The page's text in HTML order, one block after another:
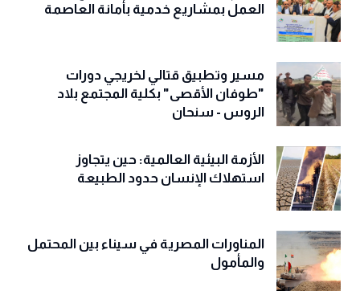
العمل بمشاريع خدمية بأمانة العاصمة
مسير وتطبيق قتالي لخريجي دورات
"طوفان الأقصى" بكلية المجتمع بلاد
الروس - سنحان
الأزمة البيئية العالمية: حين يتجاوز
استهلاك الإنسان حدود الطبيعة
المناورات المصرية في سيناء بين المحتمل
والمأمول